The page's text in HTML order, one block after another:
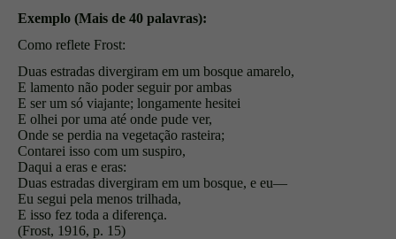
Exemplo (Mais de 40 palavras):
Como reflete Frost:
Duas estradas divergiram em um bosque amarelo,
E lamento não poder seguir por ambas
E ser um só viajante; longamente hesitei
E olhei por uma até onde pude ver,
Onde se perdia na vegetação rasteira;
Contarei isso com um suspiro,
Daqui a eras e eras:
Duas estradas divergiram em um bosque, e eu—
Eu segui pela menos trilhada,
E isso fez toda a diferença.
(Frost, 1916, p. 15)